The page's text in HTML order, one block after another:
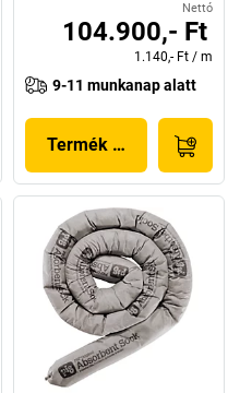
Nettó
104.900,- Ft
1.140,- Ft / m
9-11 munkanap alatt
Termék megjelenítése